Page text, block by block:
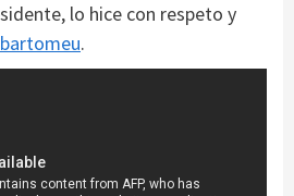
lo hice con respeto y
.